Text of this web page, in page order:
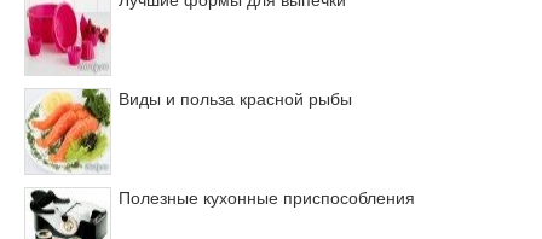
Виды и польза красной рыбы
Полезные кухонные приспособления